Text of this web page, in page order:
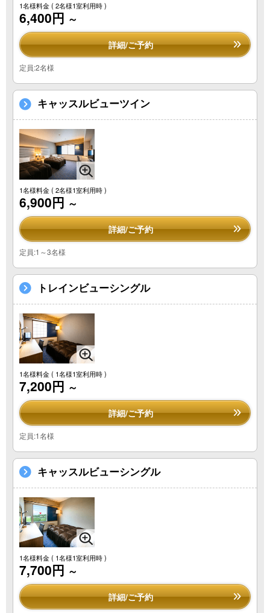
1名様料金( 2名様1室利用時 )
6,400円 ～
詳細/ご予約
定員:2名様
キャッスルビューツイン
1名様料金( 2名様1室利用時 )
6,900円 ～
詳細/ご予約
定員:1～3名様
トレインビューシングル
1名様料金( 1名様1室利用時 )
7,200円 ～
詳細/ご予約
定員:1名様
キャッスルビューシングル
1名様料金( 1名様1室利用時 )
7,700円 ～
詳細/ご予約